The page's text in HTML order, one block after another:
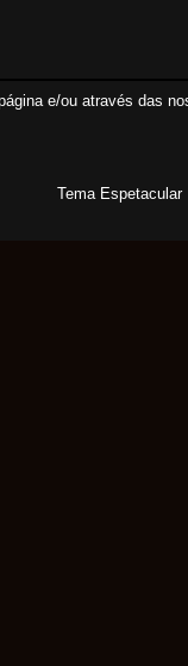
e/ou através das
Tema